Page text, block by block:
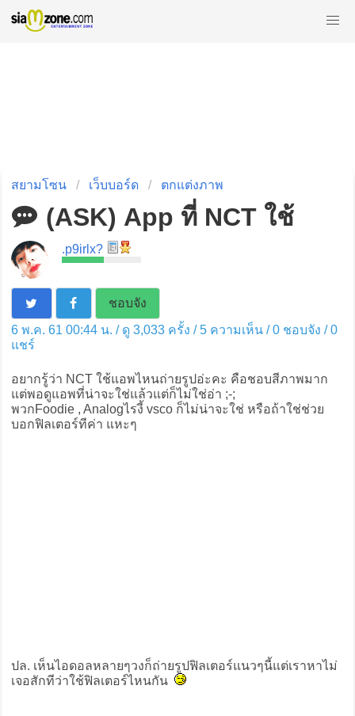
สยามโซน เว็บบอร์ด ตกแต่งภาพ
(ASK) App ที่ NCT ใช้
.p9irlx?
ชอบจัง
6 พ.ค. 61 00:44 น. / ดู 3,033 ครั้ง / 5 ความเห็น /0ชอบจัง /0
แชร์
อยากรู้ว่า NCT ใช้แอพไหนถ่ายรูปอ่ะคะ คือชอบสีภาพมาก
แต่พอดูแอพที่น่าจะใช่แล้วแต่ก็ไม่ใช่อ่า ;-;
พวกFoodie , Analogไรงี้ vsco ก็ไม่น่าจะใช่ หรือถ้าใช่ช่วย
บอกฟิลเตอร์ทีค่า แหะๆ
ปล. เห็นไอดอลหลายๆวงก็ถ่ายรูปฟิลเตอร์แนวๆนี้แต่เราหาไม่
เจอสักทีว่าใช้ฟิลเตอร์ไหนกัน